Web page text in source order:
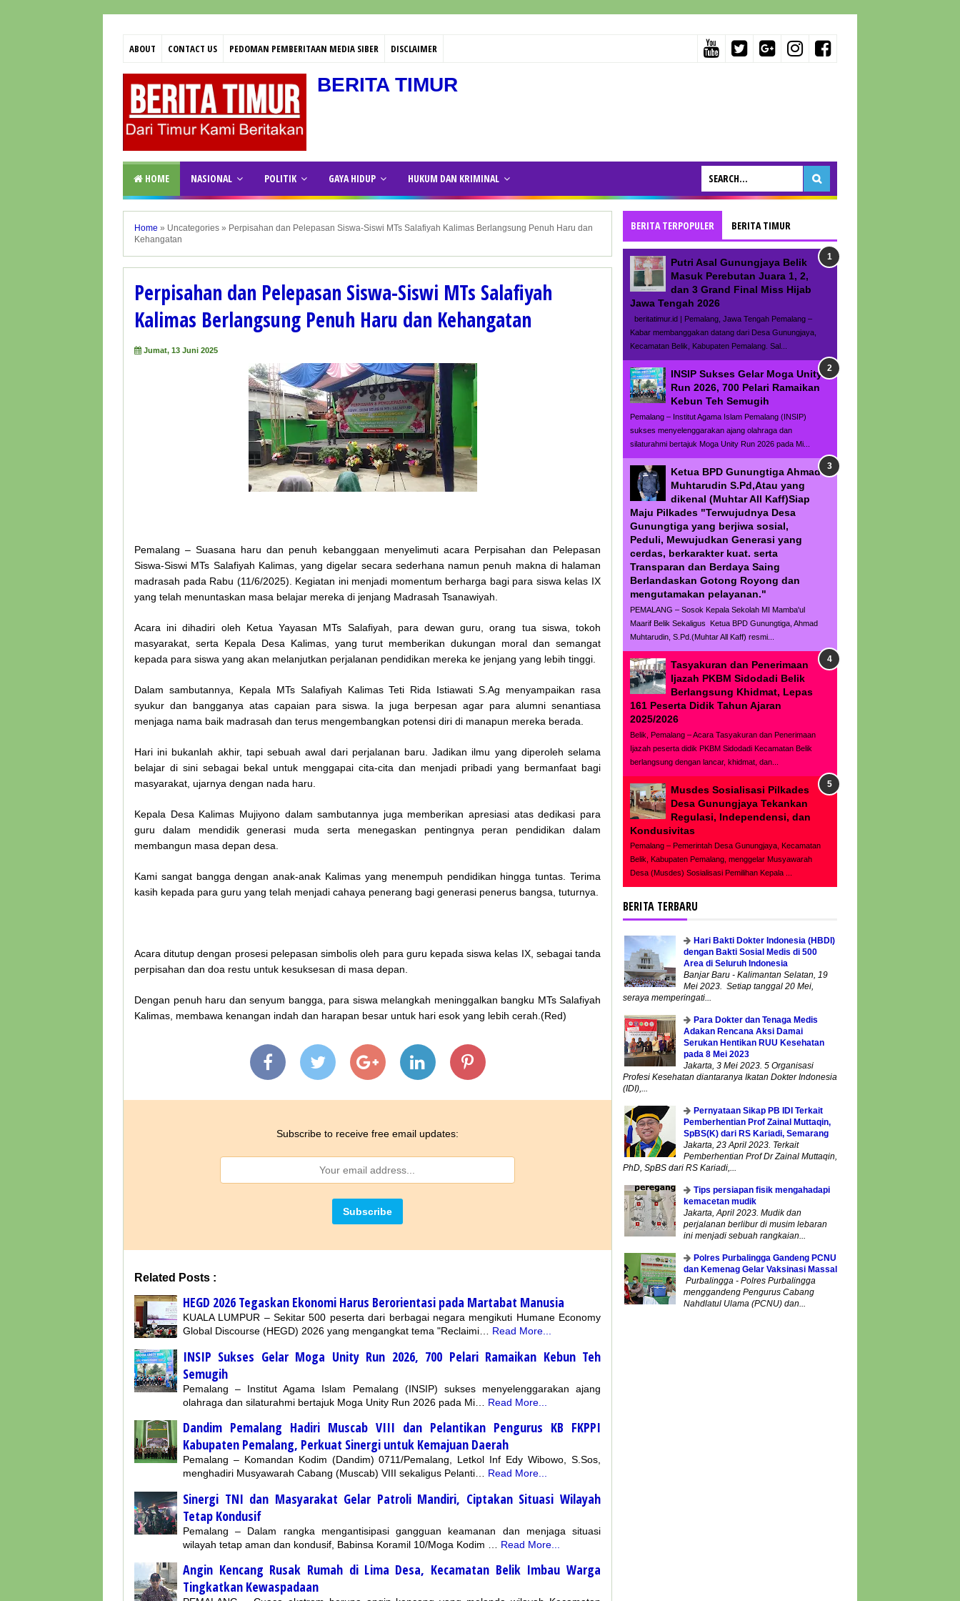
ABOUT CONTACT US PEDOMAN PEMBERITAAN MEDIA SIBER DISCLAIMER
BERITA TIMUR
HOME NASIONAL POLITIK GAYA HIDUP HUKUM DAN KRIMINAL
Home » Uncategories » Perpisahan dan Pelepasan Siswa-Siswi MTs Salafiyah Kalimas Berlangsung Penuh Haru dan
Kehangatan
Perpisahan dan Pelepasan Siswa-Siswi MTs Salafiyah
Kalimas Berlangsung Penuh Haru dan Kehangatan
Jumat, 13 Juni 2025
Pemalang – Suasana haru dan penuh kebanggaan menyelimuti acara Perpisahan dan Pelepasan
Siswa-Siswi MTs Salafiyah Kalimas, yang digelar secara sederhana namun penuh makna di halaman
madrasah pada Rabu (11/6/2025). Kegiatan ini menjadi momentum berharga bagi para siswa kelas IX
yang telah menuntaskan masa belajar mereka di jenjang Madrasah Tsanawiyah.
Acara ini dihadiri oleh Ketua Yayasan MTs Salafiyah, para dewan guru, orang tua siswa, tokoh
masyarakat, serta Kepala Desa Kalimas, yang turut memberikan dukungan moral dan semangat
kepada para siswa yang akan melanjutkan perjalanan pendidikan mereka ke jenjang yang lebih tinggi.
Dalam sambutannya, Kepala MTs Salafiyah Kalimas Teti Rida Istiawati S.Ag menyampaikan rasa
syukur dan bangganya atas capaian para siswa. Ia juga berpesan agar para alumni senantiasa
menjaga nama baik madrasah dan terus mengembangkan potensi diri di manapun mereka berada.
Hari ini bukanlah akhir, tapi sebuah awal dari perjalanan baru. Jadikan ilmu yang diperoleh selama
belajar di sini sebagai bekal untuk menggapai cita-cita dan menjadi pribadi yang bermanfaat bagi
masyarakat, ujarnya dengan nada haru.
Kepala Desa Kalimas Mujiyono dalam sambutannya juga memberikan apresiasi atas dedikasi para
guru dalam mendidik generasi muda serta menegaskan pentingnya peran pendidikan dalam
membangun masa depan desa.
Kami sangat bangga dengan anak-anak Kalimas yang menempuh pendidikan hingga tuntas. Terima
kasih kepada para guru yang telah menjadi cahaya penerang bagi generasi penerus bangsa, tuturnya.
Acara ditutup dengan prosesi pelepasan simbolis oleh para guru kepada siswa kelas IX, sebagai tanda
perpisahan dan doa restu untuk kesuksesan di masa depan.
Dengan penuh haru dan senyum bangga, para siswa melangkah meninggalkan bangku MTs Salafiyah
Kalimas, membawa kenangan indah dan harapan besar untuk hari esok yang lebih cerah.(Red)
Subscribe to receive free email updates:
Related Posts :
HEGD 2026 Tegaskan Ekonomi Harus Berorientasi pada Martabat Manusia
KUALA LUMPUR – Sekitar 500 peserta dari berbagai negara mengikuti Humane Economy
Global Discourse (HEGD) 2026 yang mengangkat tema "Reclaimi…
Read More...
INSIP Sukses Gelar Moga Unity Run 2026, 700 Pelari Ramaikan Kebun Teh
Semugih
Pemalang – Institut Agama Islam Pemalang (INSIP) sukses menyelenggarakan ajang
olahraga dan silaturahmi bertajuk Moga Unity Run 2026 pada Mi…
Read More...
Dandim Pemalang Hadiri Muscab VIII dan Pelantikan Pengurus KB FKPPI
Kabupaten Pemalang, Perkuat Sinergi untuk Kemajuan Daerah
Pemalang – Komandan Kodim (Dandim) 0711/Pemalang, Letkol Inf Edy Wibowo, S.Sos,
menghadiri Musyawarah Cabang (Muscab) VIII sekaligus Pelanti…
Read More...
Sinergi TNI dan Masyarakat Gelar Patroli Mandiri, Ciptakan Situasi Wilayah
Tetap Kondusif
Pemalang – Dalam rangka mengantisipasi gangguan keamanan dan menjaga situasi
wilayah tetap aman dan kondusif, Babinsa Koramil 10/Moga Kodim …
Read More...
Angin Kencang Rusak Rumah di Lima Desa, Kecamatan Belik Imbau Warga
Tingkatkan Kewaspadaan
BERITA TERPOPULER BERITA TIMUR
Putri Asal Gunungjaya Belik
Masuk Perebutan Juara 1, 2,
dan 3 Grand Final Miss Hijab
Jawa Tengah 2026
beritatimur.id | Pemalang, Jawa Tengah Pemalang –
Kabar membanggakan datang dari Desa Gunungjaya,
Kecamatan Belik, Kabupaten Pemalang. Sal...
INSIP Sukses Gelar Moga Unity
Run 2026, 700 Pelari Ramaikan
Kebun Teh Semugih
Pemalang – Institut Agama Islam Pemalang (INSIP)
sukses menyelenggarakan ajang olahraga dan
silaturahmi bertajuk Moga Unity Run 2026 pada Mi...
Ketua BPD Gunungtiga Ahmad
Muhtarudin S.Pd,Atau yang
dikenal (Muhtar All Kaff)Siap
Maju Pilkades "Terwujudnya Desa
Gunungtiga yang berjiwa sosial,
Peduli, Mewujudkan Generasi yang
cerdas, berkarakter kuat. serta
Transparan dan Berdaya Saing
Berlandaskan Gotong Royong dan
mengutamakan pelayanan."
PEMALANG – Sosok Kepala Sekolah MI Mamba'ul
Maarif Belik Sekaligus Ketua BPD Gunungtiga, Ahmad
Muhtarudin, S.Pd.(Muhtar All Kaff) resmi...
Tasyakuran dan Penerimaan
Ijazah PKBM Sidodadi Belik
Berlangsung Khidmat, Lepas
161 Peserta Didik Tahun Ajaran
2025/2026
Belik, Pemalang – Acara Tasyakuran dan Penerimaan
Ijazah peserta didik PKBM Sidodadi Kecamatan Belik
berlangsung dengan lancar, khidmat, dan...
Musdes Sosialisasi Pilkades
Desa Gunungjaya Tekankan
Regulasi, Independensi, dan
Kondusivitas
Pemalang – Pemerintah Desa Gunungjaya, Kecamatan
Belik, Kabupaten Pemalang, menggelar Musyawarah
Desa (Musdes) Sosialisasi Pemilihan Kepala ...
BERITA TERBARU
Hari Bakti Dokter Indonesia (HBDI)
dengan Bakti Sosial Medis di 500
Area di Seluruh Indonesia
Banjar Baru - Kalimantan Selatan, 19
Mei 2023. Setiap tanggal 20 Mei,
seraya memperingati...
Para Dokter dan Tenaga Medis
Adakan Rencana Aksi Damai
Serukan Hentikan RUU Kesehatan
pada 8 Mei 2023
Jakarta, 3 Mei 2023. 5 Organisasi
Profesi Kesehatan diantaranya Ikatan Dokter Indonesia
(IDI),...
Pernyataan Sikap PB IDI Terkait
Pemberhentian Prof Zainal Muttaqin,
SpBS(K) dari RS Kariadi, Semarang
Jakarta, 23 April 2023. Terkait
Pemberhentian Prof Dr Zainal Muttaqin,
PhD, SpBS dari RS Kariadi,...
Tips persiapan fisik mengahadapi
kemacetan mudik
Jakarta, April 2023. Mudik dan
perjalanan berlibur di musim lebaran
ini menjadi sebuah rangkaian...
Polres Purbalingga Gandeng PCNU
dan Kemenag Gelar Vaksinasi Massal
Purbalingga - Polres Purbalingga
menggandeng Pengurus Cabang
Nahdlatul Ulama (PCNU) dan...